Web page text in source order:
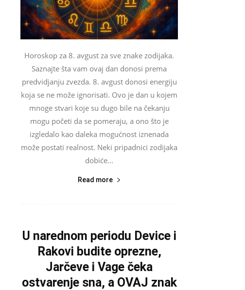
Horoskop za 8. avgust za sve znake zodijaka.
Saznajte šta vam ovaj dan donosi prema
predvidjanju zvezda. 8. avgust donosi energiju
koja se ne može ignorisati. Ovo je dan u kojem
mnoge stvari koje su dugo bile na čekanju
mogu početi da se pomeraju, a ono što je
izgledalo kao daleka mogućnost iznenada
može postati realnost. Neki pripadnici zodijaka
dobiće...
Read more
U narednom periodu Device i
Rakovi budite oprezne,
Jarčeve i Vage čeka
ostvarenje sna, a OVAJ znak